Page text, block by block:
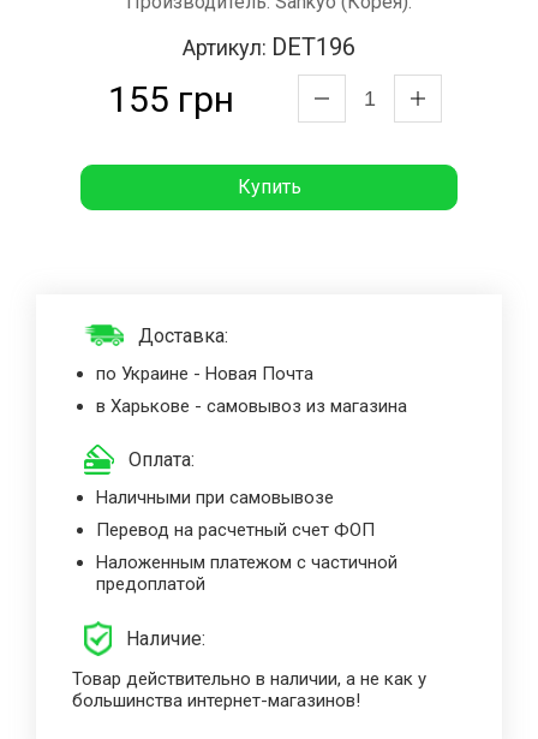
Артикул: DET196
155 грн
Купить
Доставка:
по Украине - Новая Почта
в Харькове - самовывоз из магазина
Оплата:
Наличными при самовывозе
Перевод на расчетный счет ФОП
Наложенным платежом с частичной
предоплатой
Наличие:
Товар действительно в наличии, а не как у
большинства интернет-магазинов!